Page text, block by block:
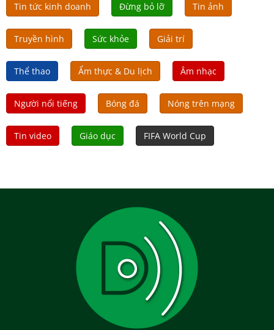
Tin tức kinh doanh Đừng bỏ lỡ Tin ảnh
Truyền hình Sức khỏe Giải trí
Thể thao Ẩm thực & Du lịch Âm nhạc
Người nổi tiếng Bóng đá Nóng trên mạng
Tin video Giáo dục FIFA World Cup